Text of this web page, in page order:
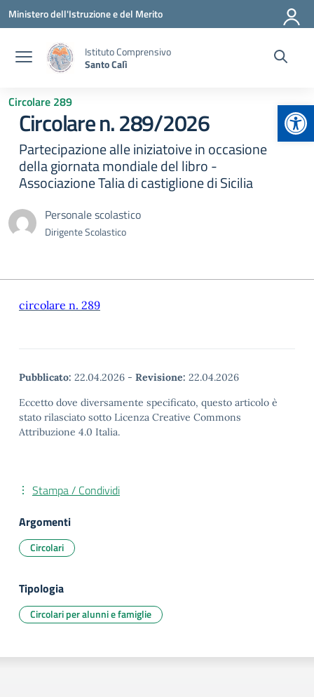
Vai ai contenuti
Vai al menu di navigazione
Vai al footer
Ministero dell'Istruzione e del Merito
Istituto Comprensivo
Santo Calì
Circolare 289
Circolare n. 289/2026
Partecipazione alle iniziatoive in occasione
della giornata mondiale del libro -
Associazione Talia di castiglione di Sicilia
Personale scolastico
Dirigente Scolastico
circolare n. 289
Pubblicato: 22.04.2026 - Revisione: 22.04.2026
Eccetto dove diversamente specificato, questo articolo è
stato rilasciato sotto Licenza Creative Commons
Attribuzione 4.0 Italia.
Stampa / Condividi
Argomenti
Circolari
Tipologia
Circolari per alunni e famiglie